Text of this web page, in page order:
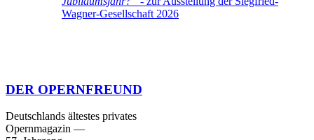
Wagner-Gesellschaft 2026
DER OPERNFREUND
Deutschlands ältestes privates
Opernmagazin —